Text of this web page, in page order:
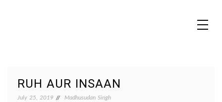
RUH AUR INSAAN
July 25, 2019 Madhusudan Singh